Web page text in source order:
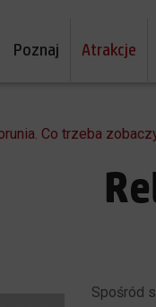
Poznaj Atrakcje
Co trzeba
Spośród